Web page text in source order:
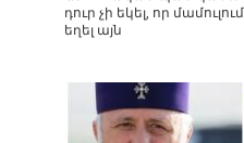
դուր չի եկել, որ
եղել այն